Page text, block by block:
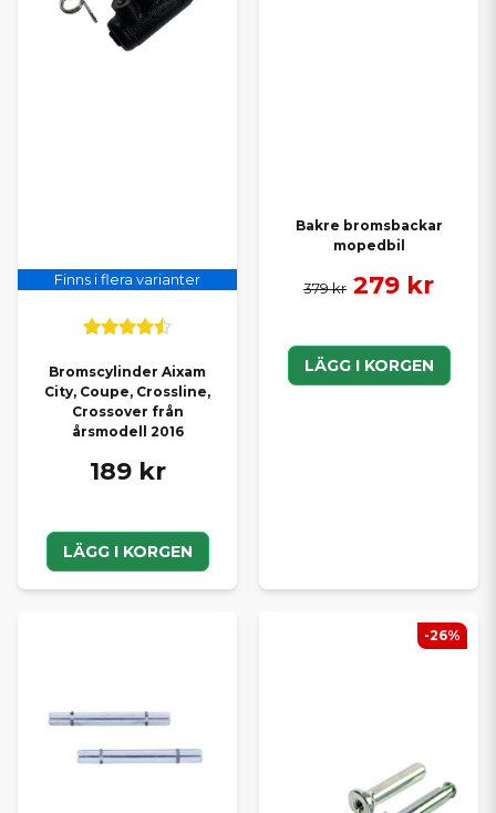
Finns i flera varianter
Bromscylinder Aixam
City, Coupe, Crossline,
Crossover från
årsmodell 2016
189 kr
LÄGG I KORGEN
Bakre bromsbackar
mopedbil
379 kr 279 kr
LÄGG I KORGEN
-26%